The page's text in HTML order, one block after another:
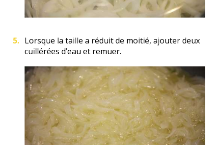
Lorsque la taille a réduit de moitié, ajouter deux
cuillérées d’eau et remuer.